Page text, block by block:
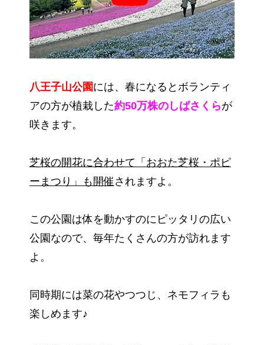
八王子山公園には、春になるとボランティ
アの方が植栽した約50万株のしばさくらが
咲きます。
芝桜の開花に合わせて「おおた芝桜・ポピ
ーまつり」も開催 されますよ。
この公園は体を動かすのにピッタリの広い
公園なので、毎年たくさんの方が訪れます
よ。
同時期には菜の花やつつじ、ネモフィラも
楽しめます♪